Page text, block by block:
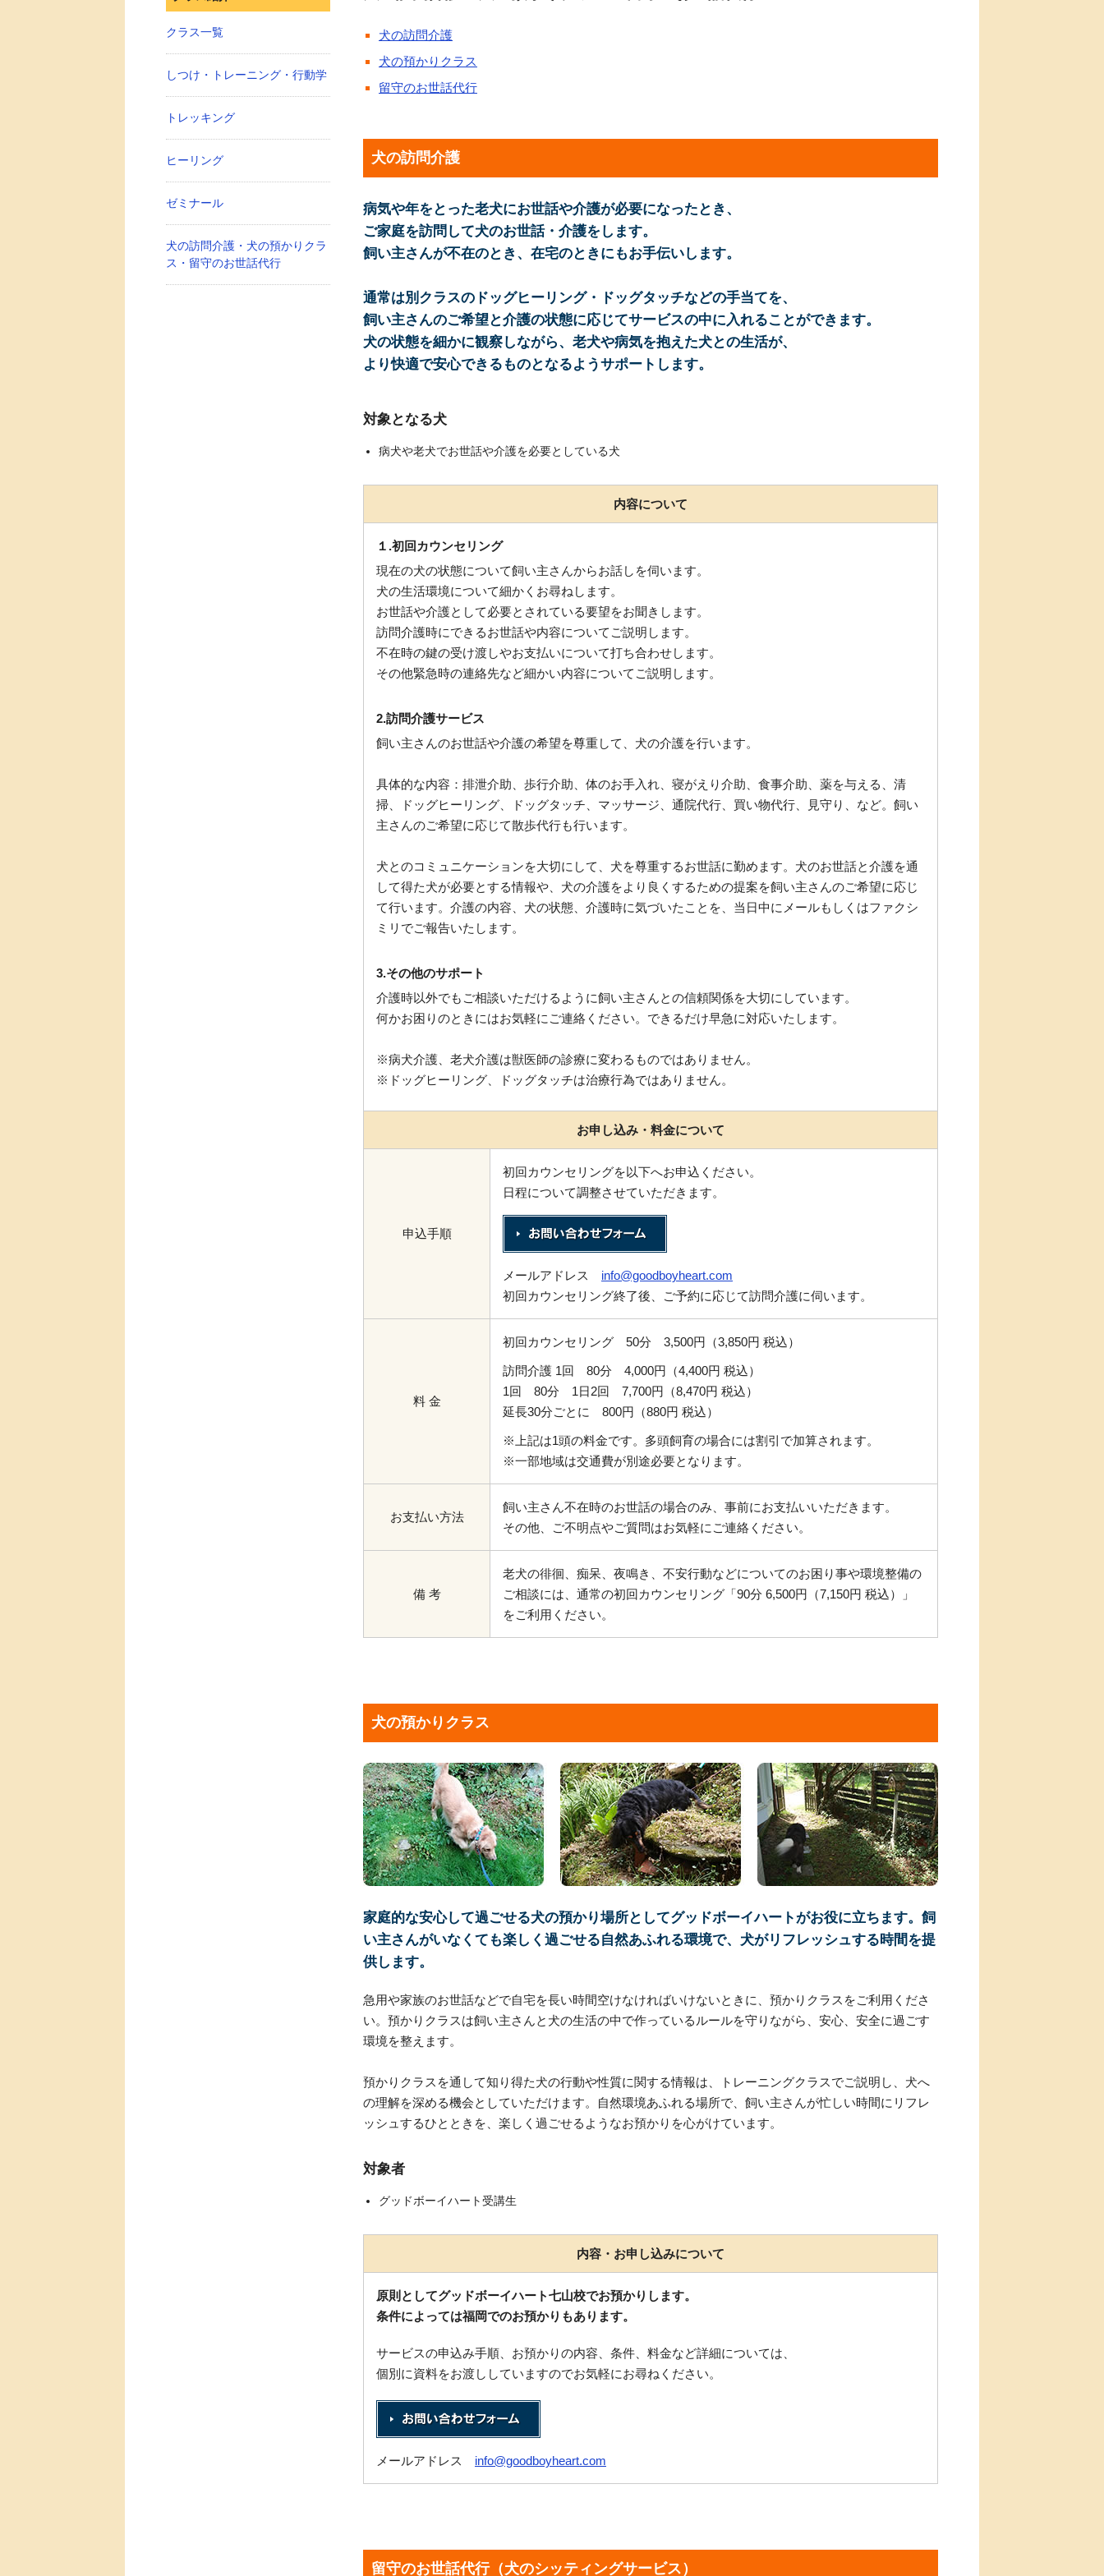
クラス一覧
しつけ・トレーニング・行動学
トレッキング
ヒーリング
ゼミナール
犬の訪問介護・犬の預かりクラ
ス・留守のお世話代行
犬の訪問介護
犬の預かりクラス
留守のお世話代行
犬の訪問介護
病気や年をとった老犬にお世話や介護が必要になったとき、
ご家庭を訪問して犬のお世話・介護をします。
飼い主さんが不在のとき、在宅のときにもお手伝いします。
通常は別クラスのドッグヒーリング・ドッグタッチなどの手当てを、
飼い主さんのご希望と介護の状態に応じてサービスの中に入れることができます。
犬の状態を細かに観察しながら、老犬や病気を抱えた犬との生活が、
より快適で安心できるものとなるようサポートします。
対象となる犬
病犬や老犬でお世話や介護を必要としている犬
内容について
１.初回カウンセリング
現在の犬の状態について飼い主さんからお話しを伺います。
犬の生活環境について細かくお尋ねします。
お世話や介護として必要とされている要望をお聞きします。
訪問介護時にできるお世話や内容についてご説明します。
不在時の鍵の受け渡しやお支払いについて打ち合わせします。
その他緊急時の連絡先など細かい内容についてご説明します。
2.訪問介護サービス
飼い主さんのお世話や介護の希望を尊重して、犬の介護を行います。
具体的な内容：排泄介助、歩行介助、体のお手入れ、寝がえり介助、食事介助、薬を与える、清
掃、ドッグヒーリング、ドッグタッチ、マッサージ、通院代行、買い物代行、見守り、など。飼い
主さんのご希望に応じて散歩代行も行います。
犬とのコミュニケーションを大切にして、犬を尊重するお世話に勤めます。犬のお世話と介護を通
して得た犬が必要とする情報や、犬の介護をより良くするための提案を飼い主さんのご希望に応じ
て行います。介護の内容、犬の状態、介護時に気づいたことを、当日中にメールもしくはファクシ
ミリでご報告いたします。
3.その他のサポート
介護時以外でもご相談いただけるように飼い主さんとの信頼関係を大切にしています。
何かお困りのときにはお気軽にご連絡ください。できるだけ早急に対応いたします。
※病犬介護、老犬介護は獣医師の診療に変わるものではありません。
※ドッグヒーリング、ドッグタッチは治療行為ではありません。
お申し込み・料金について
申込手順
初回カウンセリングを以下へお申込ください。
日程について調整させていただきます。
メールアドレス info@goodboyheart.com
初回カウンセリング終了後、ご予約に応じて訪問介護に伺います。
料 金
初回カウンセリング 50分 3,500円（3,850円 税込）
訪問介護 1回 80分 4,000円（4,400円 税込）
1回 80分 1日2回 7,700円（8,470円 税込）
延長30分ごとに 800円（880円 税込）
※上記は1頭の料金です。多頭飼育の場合には割引で加算されます。
※一部地域は交通費が別途必要となります。
お支払い方法
飼い主さん不在時のお世話の場合のみ、事前にお支払いいただきます。
その他、ご不明点やご質問はお気軽にご連絡ください。
備 考
老犬の徘徊、痴呆、夜鳴き、不安行動などについてのお困り事や環境整備の
ご相談には、通常の初回カウンセリング「90分 6,500円（7,150円 税込）」
をご利用ください。
犬の預かりクラス
家庭的な安心して過ごせる犬の預かり場所としてグッドボーイハートがお役に立ちます。飼
い主さんがいなくても楽しく過ごせる自然あふれる環境で、犬がリフレッシュする時間を提
供します。
急用や家族のお世話などで自宅を長い時間空けなければいけないときに、預かりクラスをご利用くださ
い。預かりクラスは飼い主さんと犬の生活の中で作っているルールを守りながら、安心、安全に過ごす
環境を整えます。
預かりクラスを通して知り得た犬の行動や性質に関する情報は、トレーニングクラスでご説明し、犬へ
の理解を深める機会としていただけます。自然環境あふれる場所で、飼い主さんが忙しい時間にリフレ
ッシュするひとときを、楽しく過ごせるようなお預かりを心がけています。
対象者
グッドボーイハート受講生
内容・お申し込みについて
原則としてグッドボーイハート七山校でお預かりします。
条件によっては福岡でのお預かりもあります。
サービスの申込み手順、お預かりの内容、条件、料金など詳細については、
個別に資料をお渡ししていますのでお気軽にお尋ねください。
メールアドレス info@goodboyheart.com
留守のお世話代行（犬のシッティングサービス）